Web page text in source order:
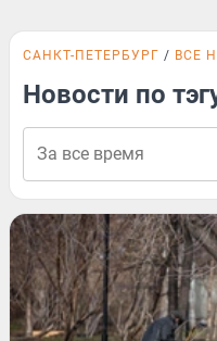
САНКТ-ПЕТЕРБУРГ ВСЕ
Новости по